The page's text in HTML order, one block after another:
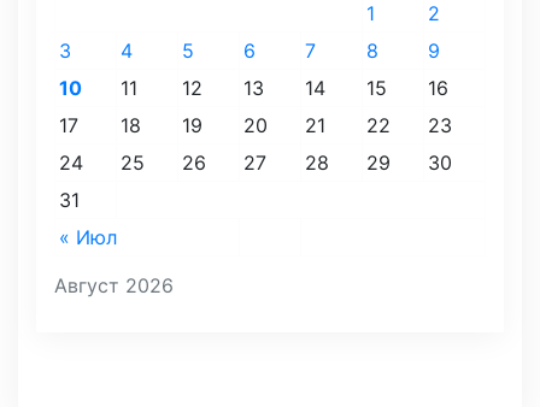
Август 2026
« Июл
1
2
3
4 5 6 7 8
9
10
11 12 13 14 15
16
17
18 19 20 21 22
23
24
25 26 27 28 29
30
31